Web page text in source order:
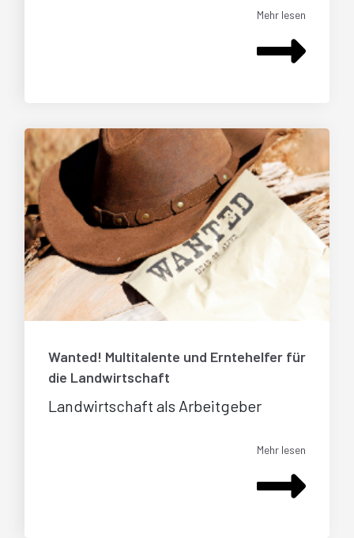
Mehr lesen
Wanted! Multitalente und Erntehelfer für
die Landwirtschaft
Landwirtschaft als Arbeitgeber
Mehr lesen